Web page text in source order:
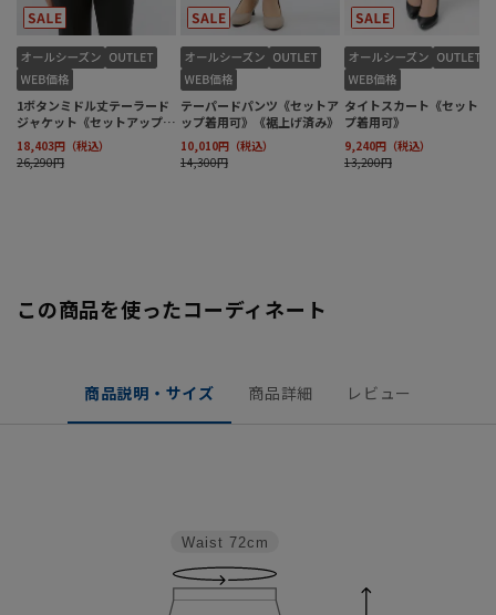
この商品を使ったコーディネート
商品説明・サイズ 商品詳細 レビュー
Waist 72cm